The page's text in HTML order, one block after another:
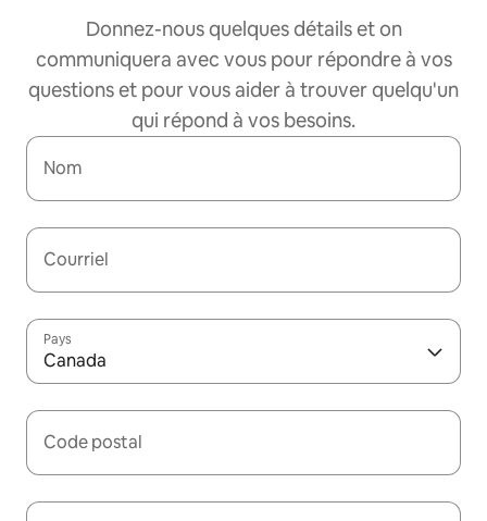
Donnez-nous quelques détails et on
communiquera avec vous pour répondre à vos
questions et pour vous aider à trouver quelqu'un
qui répond à vos besoins.
Nom
Courriel
Pays
Canada
Code postal